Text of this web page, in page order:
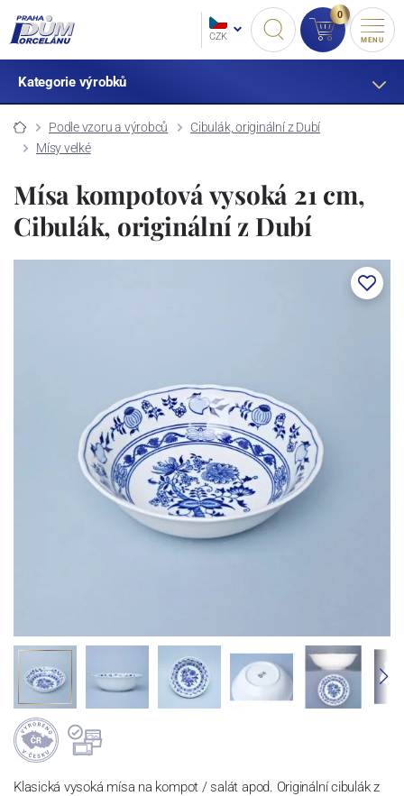
CZK
0
MENU
Kategorie výrobků
Podle vzoru a výrobců
Cibulák, originální z Dubí
Mísy velké
Mísa kompotová vysoká 21 cm,
Cibulák, originální z Dubí
Klasická vysoká mísa na kompot / salát apod. Originální cibulák z